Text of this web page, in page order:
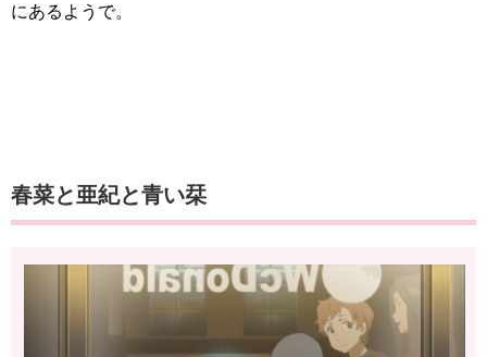
にあるようで。
春菜と亜紀と青い栞